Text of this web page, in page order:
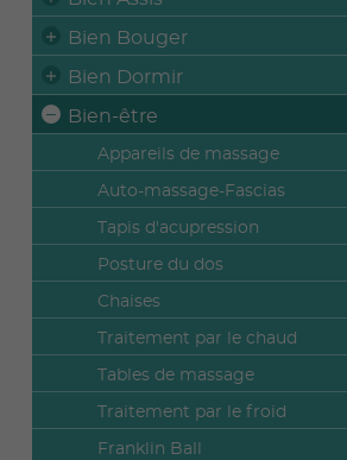
Bien Bouger
Bien Dormir
Bien-être
Appareils de massage
Auto-massage-Fascias
Tapis d'acupression
Posture du dos
Chaises
Traitement par le chaud
Tables de massage
Traitement par le froid
Franklin Ball